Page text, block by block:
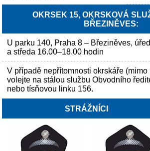
OKRSEK 15, OKRSKOVÁ
BŘEZINĚVES:
U parku 140, Praha 8 – Březiněves,
a středa 16.00–18.00 hodin
V případě nepřítomnosti okrskáře
volejte na stálou službu Obvodního
nebo tísňovou linku 156.
STRÁŽNÍCI